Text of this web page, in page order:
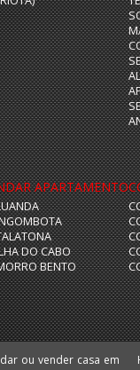
APARTAMENTO
DO CABO
BENTO
ou vender casa em
lojas nas localizações